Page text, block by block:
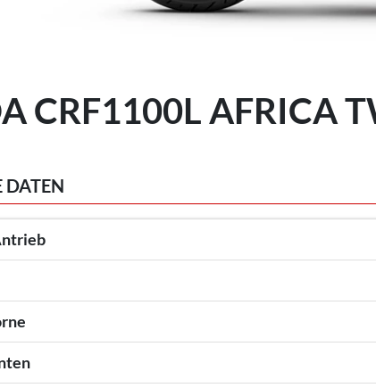
CRF1100L AFRICA
DATEN